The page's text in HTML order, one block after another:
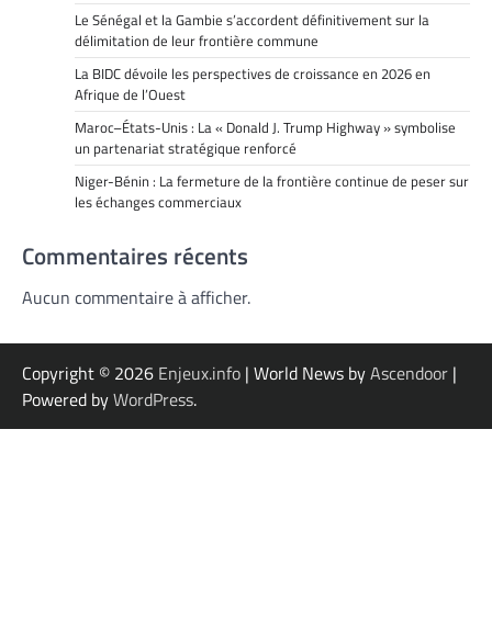
Le Sénégal et la Gambie s’accordent définitivement sur la
délimitation de leur frontière commune
La BIDC dévoile les perspectives de croissance en 2026 en
Afrique de l’Ouest
Maroc–États-Unis : La « Donald J. Trump Highway » symbolise
un partenariat stratégique renforcé
Niger-Bénin : La fermeture de la frontière continue de peser sur
les échanges commerciaux
Commentaires récents
Aucun commentaire à afficher.
Copyright © 2026 Enjeux.info | World News byAscendoor |
Powered byWordPress.